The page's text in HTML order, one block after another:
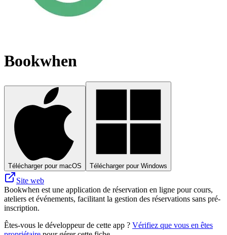
Bookwhen
Télécharger pour macOS Télécharger pour Windows
Site web
Bookwhen est une application de réservation en ligne pour cours,
ateliers et événements, facilitant la gestion des réservations sans pré-
inscription.
Êtes-vous le développeur de cette app ? Vérifiez que vous en êtes